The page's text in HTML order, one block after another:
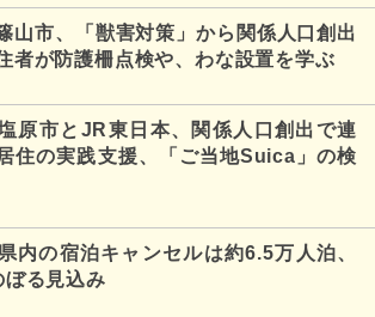
山市、「獣害対策」から関係人口創出
者が防護柵点検や、わな設置を学ぶ
原市とJR東日本、関係人口創出で連
住の実践支援、「ご当地Suica」の検
内の宿泊キャンセルは約6.5万人泊、
る見込み